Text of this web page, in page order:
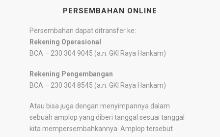
PERSEMBAHAN ONLINE
Persembahan dapat ditransfer ke:
Rekening Operasional
BCA – 230 304 9045 (a.n. GKI Raya Hankam)
Rekening Pengembangan
BCA – 230 304 8545 (a.n. GKI Raya Hankam)
Atau bisa juga dengan menyimpannya dalam
sebuah amplop yang diberi tanggal sesuai tanggal
kita mempersembahkannya. Amplop tersebut